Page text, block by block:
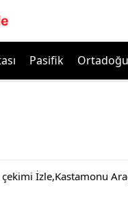
Pasifik Ortadoğu
İzle,Kastamonu